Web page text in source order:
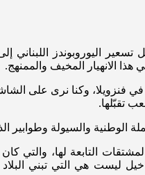
هذا الانهيار المخيف والممنهج.
فنزويلا، وكنا نرى على
تقبّلها.
الوطنية والسيولة
المشتقات التابعة لها،
ليست هي التي تبني